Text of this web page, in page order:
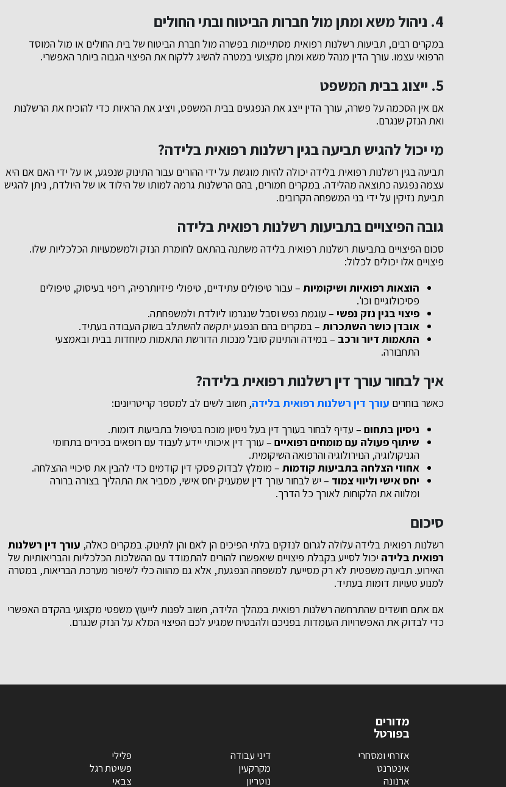
4. ניהול משא ומתן מול חברות הביטוח ובתי החולים
במקרים רבים, תביעות רשלנות רפואית מסתיימות בפשרה מול חברת הביטוח של בית החולים או מול המוסד
הרפואי עצמו. עורך הדין מנהל משא ומתן מקצועי במטרה להשיג ללקוח את הפיצוי הגבוה ביותר האפשרי.
5. ייצוג בבית המשפט
אם אין הסכמה על פשרה, עורך הדין ייצג את הנפגעים בבית המשפט, ויציג את הראיות כדי להוכיח את הרשלנות
ואת הנזק שנגרם.
מי יכול להגיש תביעה בגין רשלנות רפואית בלידה?
תביעה בגין רשלנות רפואית בלידה יכולה להיות מוגשת על ידי ההורים עבור התינוק שנפגע, או על ידי האם אם היא
עצמה נפגעה כתוצאה מהלידה. במקרים חמורים, בהם הרשלנות גרמה למותו של הילוד או של היולדת, ניתן להגיש
תביעת נזיקין על ידי בני המשפחה הקרובים.
גובה הפיצויים בתביעות רשלנות רפואית בלידה
סכום הפיצויים בתביעות רשלנות רפואית בלידה משתנה בהתאם לחומרת הנזק ולמשמעויות הכלכליות שלו.
פיצויים אלו יכולים לכלול:
הוצאות רפואיות ושיקומיות – עבור טיפולים עתידיים, טיפולי פיזיותרפיה, ריפוי בעיסוק, טיפולים
פסיכולוגיים וכו'.
פיצוי בגין נזק נפשי – עוגמת נפש וסבל שנגרמו ליולדת ולמשפחתה.
אובדן כושר השתכרות – במקרים בהם הנפגע יתקשה להשתלב בשוק העבודה בעתיד.
התאמות דיור ורכב – במידה והתינוק סובל מנכות הדורשת התאמות מיוחדות בבית ובאמצעי
התחבורה.
איך לבחור עורך דין רשלנות רפואית בלידה?
כאשר בוחרים עורך דין רשלנות רפואית בלידה, חשוב לשים לב למספר קריטריונים:
ניסיון בתחום – עדיף לבחור בעורך דין בעל ניסיון מוכח בטיפול בתביעות דומות.
שיתוף פעולה עם מומחים רפואיים – עורך דין איכותי יידע לעבוד עם רופאים בכירים בתחומי
הגניקולוגיה, הנוירולוגיה והרפואה השיקומית.
אחוזי הצלחה בתביעות קודמות – מומלץ לבדוק פסקי דין קודמים כדי להבין את סיכויי ההצלחה.
יחס אישי וליווי צמוד – יש לבחור עורך דין שמעניק יחס אישי, מסביר את התהליך בצורה ברורה
ומלווה את הלקוחות לאורך כל הדרך.
סיכום
רשלנות רפואית בלידה עלולה לגרום לנזקים בלתי הפיכים הן לאם והן לתינוק. במקרים כאלה, עורך דין רשלנות
רפואית בלידה יכול לסייע בקבלת פיצויים שיאפשרו להורים להתמודד עם ההשלכות הכלכליות והבריאותיות של
האירוע. תביעה משפטית לא רק מסייעת למשפחה הנפגעת, אלא גם מהווה כלי לשיפור מערכת הבריאות, במטרה
למנוע טעויות דומות בעתיד.
אם אתם חושדים שהתרחשה רשלנות רפואית במהלך הלידה, חשוב לפנות לייעוץ משפטי מקצועי בהקדם האפשרי
כדי לבדוק את האפשרויות העומדות בפניכם ולהבטיח שמגיע לכם הפיצוי המלא על הנזק שנגרם.
מדורים
בפורטל
אזרחי ומסחרי
אינטרנט
ארנונה
דיני עבודה
מקרקעין
נוטריון
פלילי
פשיטת רגל
צבאי